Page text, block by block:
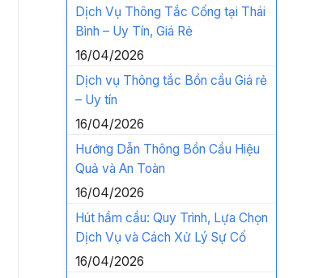
Dịch Vụ Thông Tắc Cống tại Thái
Bình – Uy Tín, Giá Rẻ
16/04/2026
Dịch vụ Thông tắc Bồn cầu Giá rẻ
– Uy tín
16/04/2026
Hướng Dẫn Thông Bồn Cầu Hiệu
Quả và An Toàn
16/04/2026
Hút hầm cầu: Quy Trình, Lựa Chọn
Dịch Vụ và Cách Xử Lý Sự Cố
16/04/2026